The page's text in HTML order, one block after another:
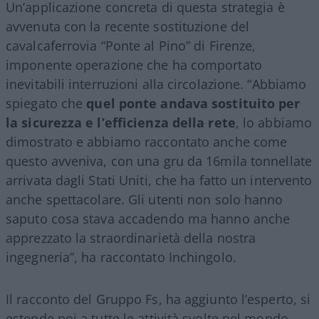
Un’applicazione concreta di questa strategia è
avvenuta con la recente sostituzione del
cavalcaferrovia “Ponte al Pino” di Firenze,
imponente operazione che ha comportato
inevitabili interruzioni alla circolazione. “Abbiamo
spiegato che quel ponte andava sostituito per
la sicurezza e l’efficienza della rete, lo abbiamo
dimostrato e abbiamo raccontato anche come
questo avveniva, con una gru da 16mila tonnellate
arrivata dagli Stati Uniti, che ha fatto un intervento
anche spettacolare. Gli utenti non solo hanno
saputo cosa stava accadendo ma hanno anche
apprezzato la straordinarietà della nostra
ingegneria”, ha raccontato Inchingolo.
Il racconto del Gruppo Fs, ha aggiunto l’esperto, si